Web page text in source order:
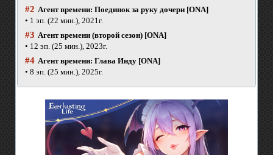
#2 Агент времени: Поединок за руку дочери [ONA]
• 1 эп. (22 мин.), 2021г.
#3 Агент времени (второй сезон) [ONA]
• 12 эп. (25 мин.), 2023г.
#4 Агент времени: Глава Инду [ONA]
• 8 эп. (25 мин.), 2025г.